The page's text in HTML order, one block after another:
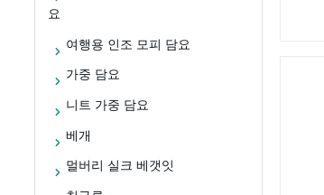
요
여행용 인조 모피 담요
가중 담요
니트 가중 담요
베개
멀버리 실크 베갯잇